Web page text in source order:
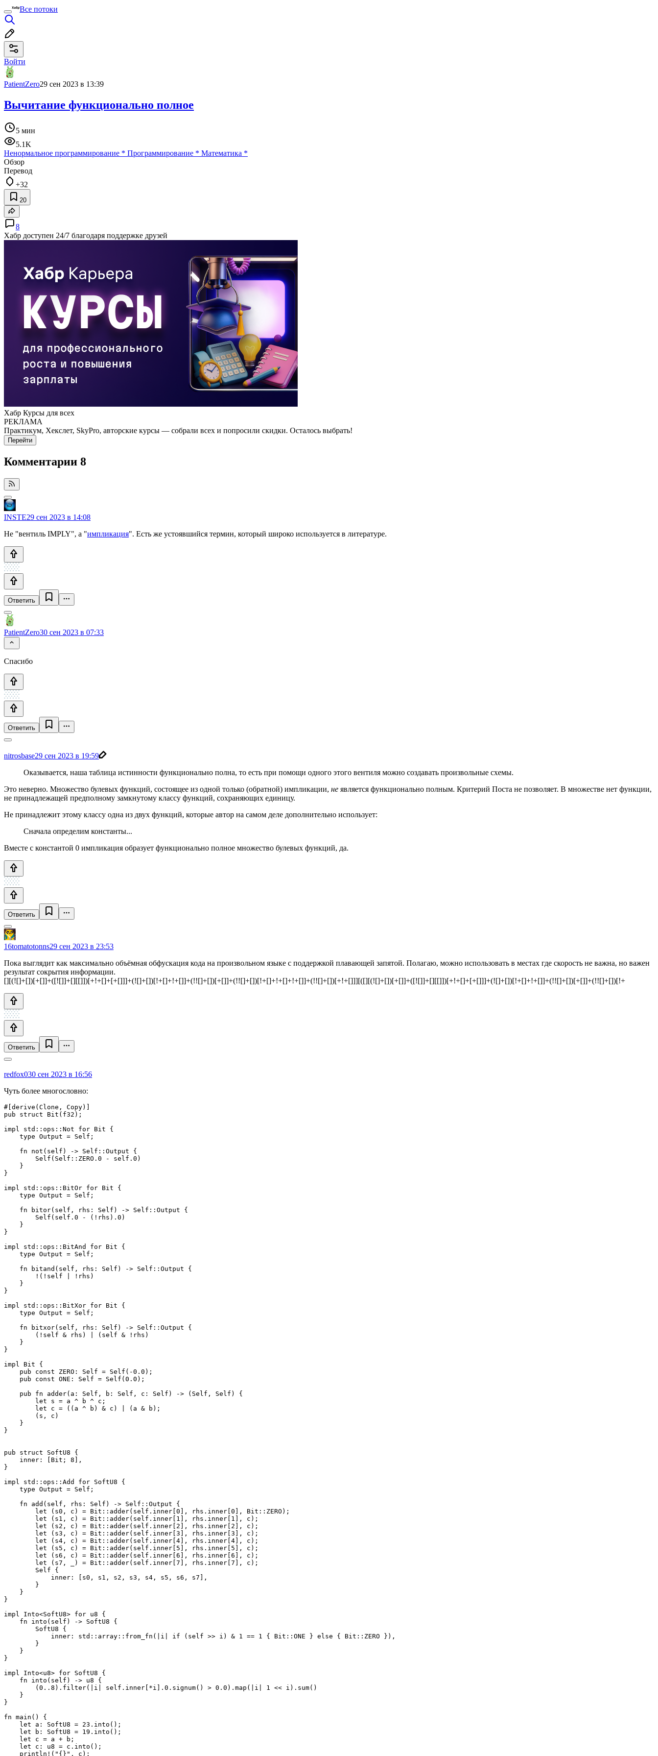
Все потоки
Войти
PatientZero29 сен 2023 в 13:39
Вычитание функционально полное
5 мин
5.1K
Ненормальное программирование * Программирование * Математика *
Обзор
Перевод
+32
20
8
Хабр доступен 24/7 благодаря поддержке друзей
Хабр Курсы для всех
РЕКЛАМА
Практикум, Хекслет, SkyPro, авторские курсы — собрали всех и попросили скидки. Осталось выбрать!
Перейти
Комментарии 8
INSTE29 сен 2023 в 14:08
Не "вентиль IMPLY", а "импликация". Есть же устоявшийся термин, который широко используется в литературе.
Ответить
PatientZero30 сен 2023 в 07:33
Спасибо
Ответить
nitrosbase29 сен 2023 в 19:59
Оказывается, наша таблица истинности функционально полна, то есть при помощи одного этого вентиля можно создавать произвольные схемы.
Это неверно. Множество булевых функций, состоящее из одной только (обратной) импликации, не является функционально полным. Критерий Поста не позволяет. В множестве нет функции,
не принадлежащей предполному замкнутому классу функций, сохраняющих единицу.
Не принадлежит этому классу одна из двух функций, которые автор на самом деле дополнительно использует:
Сначала определим константы...
Вместе с константой 0 импликация образует функционально полное множество булевых функций, да.
Ответить
16tomatotonns29 сен 2023 в 23:53
Пока выглядит как максимально объёмная обфускация кода на произвольном языке с поддержкой плавающей запятой. Полагаю, можно использовать в местах где скорость не важна, но важен
результат сокрытия информации.
[][(![]+[])[+[]]+([![]]+[][[]])[+!+[]+[+[]]]+(![]+[])[!+[]+!+[]]+(!![]+[])[+[]]+(!![]+[])[!+[]+!+[]+!+[]]+(!![]+[])[+!+[]]][([][(![]+[])[+[]]+([![]]+[][[]])[+!+[]+[+[]]]+(![]+[])[!+[]+!+[]]+(!![]+[])[+[]]+(!![]+[])[!+
Ответить
redfox030 сен 2023 в 16:56
Чуть более многословно:
#[derive(Clone, Copy)]
pub struct Bit(f32);
impl std::ops::Not for Bit {
    type Output = Self;
    fn not(self) -> Self::Output {
        Self(Self::ZERO.0 - self.0)
    }
}
impl std::ops::BitOr for Bit {
    type Output = Self;
    fn bitor(self, rhs: Self) -> Self::Output {
        Self(self.0 - (!rhs).0)
    }
}
impl std::ops::BitAnd for Bit {
    type Output = Self;
    fn bitand(self, rhs: Self) -> Self::Output {
        !(!self | !rhs)
    }
}
impl std::ops::BitXor for Bit {
    type Output = Self;
    fn bitxor(self, rhs: Self) -> Self::Output {
        (!self & rhs) | (self & !rhs)
    }
}
impl Bit {
    pub const ZERO: Self = Self(-0.0);
    pub const ONE: Self = Self(0.0);
    pub fn adder(a: Self, b: Self, c: Self) -> (Self, Self) {
        let s = a ^ b ^ c;
        let c = ((a ^ b) & c) | (a & b);
        (s, c)
    }
}
pub struct SoftU8 {
    inner: [Bit; 8],
}
impl std::ops::Add for SoftU8 {
    type Output = Self;
    fn add(self, rhs: Self) -> Self::Output {
        let (s0, c) = Bit::adder(self.inner[0], rhs.inner[0], Bit::ZERO);
        let (s1, c) = Bit::adder(self.inner[1], rhs.inner[1], c);
        let (s2, c) = Bit::adder(self.inner[2], rhs.inner[2], c);
        let (s3, c) = Bit::adder(self.inner[3], rhs.inner[3], c);
        let (s4, c) = Bit::adder(self.inner[4], rhs.inner[4], c);
        let (s5, c) = Bit::adder(self.inner[5], rhs.inner[5], c);
        let (s6, c) = Bit::adder(self.inner[6], rhs.inner[6], c);
        let (s7, _) = Bit::adder(self.inner[7], rhs.inner[7], c);
        Self {
            inner: [s0, s1, s2, s3, s4, s5, s6, s7],
        }
    }
}
impl Into<SoftU8> for u8 {
    fn into(self) -> SoftU8 {
        SoftU8 {
            inner: std::array::from_fn(|i| if (self >> i) & 1 == 1 { Bit::ONE } else { Bit::ZERO }),
        }
    }
}
impl Into<u8> for SoftU8 {
    fn into(self) -> u8 {
        (0..8).filter(|i| self.inner[*i].0.signum() > 0.0).map(|i| 1 << i).sum()
    }
}
fn main() {
    let a: SoftU8 = 23.into();
    let b: SoftU8 = 19.into();
    let c = a + b;
    let c: u8 = c.into();
    println!("{}", c);